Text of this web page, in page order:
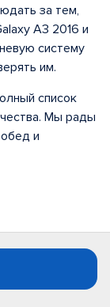
за тем,
A3 2016 и
систему
им.
список
Мы рады
и